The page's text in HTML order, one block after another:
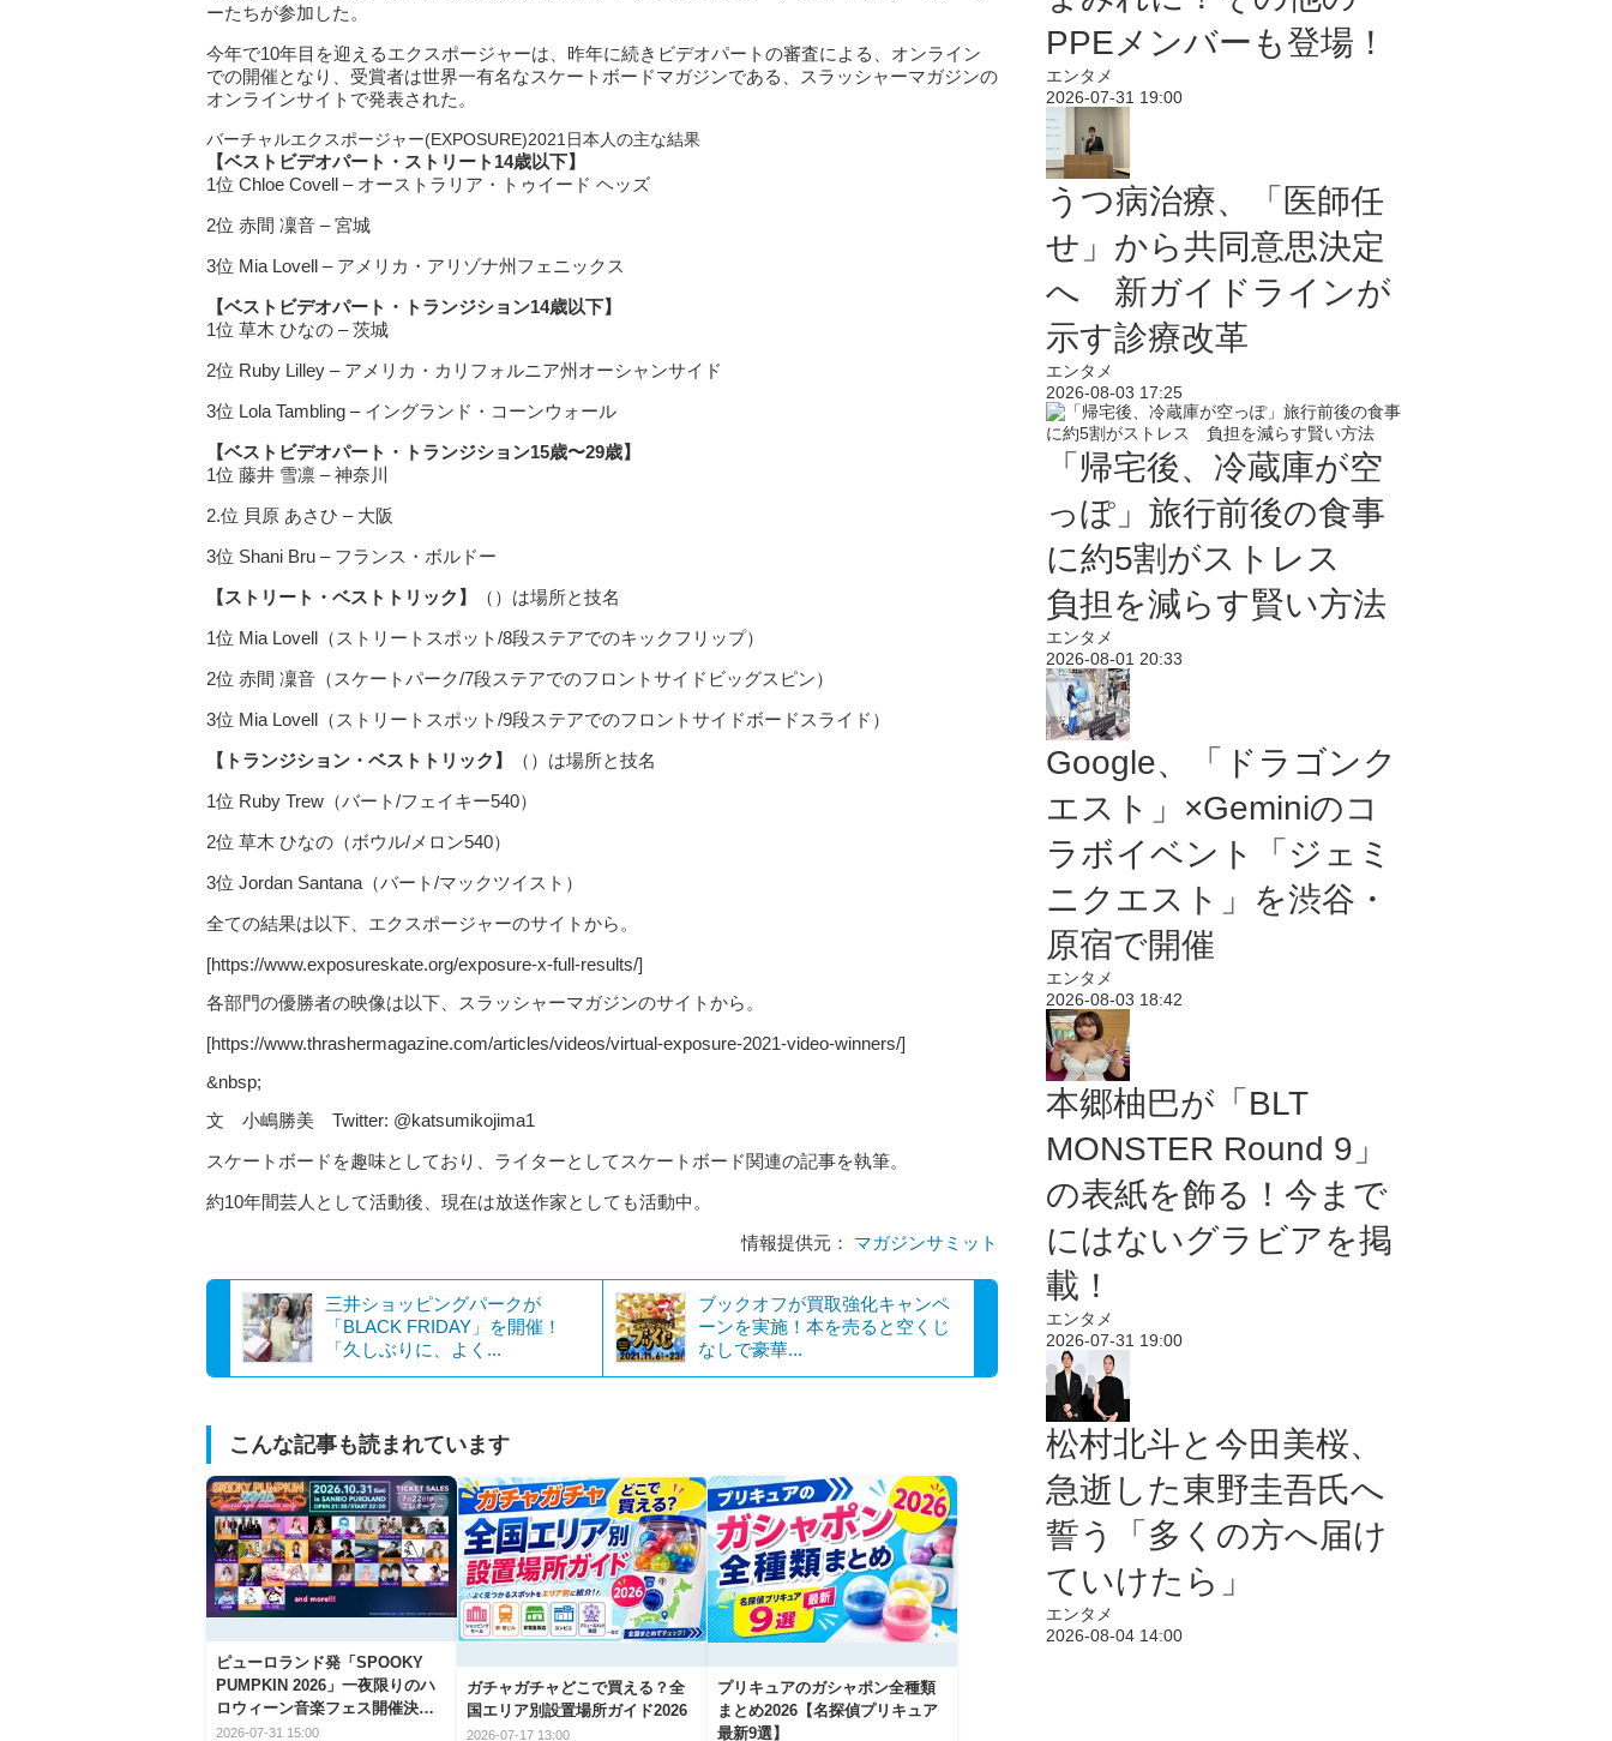
ーたちが参加した。
今年で10年目を迎えるエクスポージャーは、昨年に続きビデオパートの審査による、オンライン
での開催となり、受賞者は世界一有名なスケートボードマガジンである、スラッシャーマガジンの
オンラインサイトで発表された。
バーチャルエクスポージャー(EXPOSURE)2021日本人の主な結果
【ベストビデオパート・ストリート14歳以下】
1位 Chloe Covell – オーストラリア・トゥイード ヘッズ
2位 赤間 凜音 – 宮城
3位 Mia Lovell – アメリカ・アリゾナ州フェニックス
【ベストビデオパート・トランジション14歳以下】
1位 草木 ひなの – 茨城
2位 Ruby Lilley – アメリカ・カリフォルニア州オーシャンサイド
3位 Lola Tambling – イングランド・コーンウォール
【ベストビデオパート・トランジション15歳〜29歳】
1位 藤井 雪凛 – 神奈川
2.位 貝原 あさひ – 大阪
3位 Shani Bru – フランス・ボルドー
【ストリート・ベストトリック】
（）は場所と技名
1位 Mia Lovell（ストリートスポット/8段ステアでのキックフリップ）
2位 赤間 凜音（スケートパーク/7段ステアでのフロントサイドビッグスピン）
3位 Mia Lovell（ストリートスポット/9段ステアでのフロントサイドボードスライド）
【トランジション・ベストトリック】
（）は場所と技名
1位 Ruby Trew（バート/フェイキー540）
2位 草木 ひなの（ボウル/メロン540）
3位 Jordan Santana（バート/マックツイスト）
全ての結果は以下、エクスポージャーのサイトから。
[https://www.exposureskate.org/exposure-x-full-results/]
各部門の優勝者の映像は以下、スラッシャーマガジンのサイトから。
[https://www.thrashermagazine.com/articles/videos/virtual-exposure-2021-video-winners/]
&nbsp;
文 小嶋勝美 Twitter: @katsumikojima1
スケートボードを趣味としており、ライターとしてスケートボード関連の記事を執筆。
約10年間芸人として活動後、現在は放送作家としても活動中。
情報提供元： マガジンサミット
三井ショッピングパークが
「BLACK FRIDAY」を開催！
「久しぶりに、よく...
ブックオフが買取強化キャンペ
ーンを実施！本を売ると空くじ
なしで豪華...
こんな記事も読まれています
ピューロランド発「SPOOKY
PUMPKIN 2026」一夜限りのハ
ロウィーン音楽フェス開催決
定！
2026-07-31 15:00
ガチャガチャどこで買える？全
国エリア別設置場所ガイド2026
2026-07-17 13:00
プリキュアのガシャポン全種類
まとめ2026【名探偵プリキュア
最新9選】
PPEメンバーも登場！
エンタメ
2026-07-31 19:00
うつ病治療、「医師任
せ」から共同意思決定
へ 新ガイドラインが
示す診療改革
エンタメ
2026-08-03 17:25
「帰宅後、冷蔵庫が空
っぽ」旅行前後の食事
に約5割がストレス
負担を減らす賢い方法
エンタメ
2026-08-01 20:33
Google、「ドラゴンク
エスト」×Geminiのコ
ラボイベント「ジェミ
ニクエスト」を渋谷・
原宿で開催
エンタメ
2026-08-03 18:42
本郷柚巴が「BLT
MONSTER Round 9」
の表紙を飾る！今まで
にはないグラビアを掲
載！
エンタメ
2026-07-31 19:00
松村北斗と今田美桜、
急逝した東野圭吾氏へ
誓う「多くの方へ届け
ていけたら」
エンタメ
2026-08-04 14:00